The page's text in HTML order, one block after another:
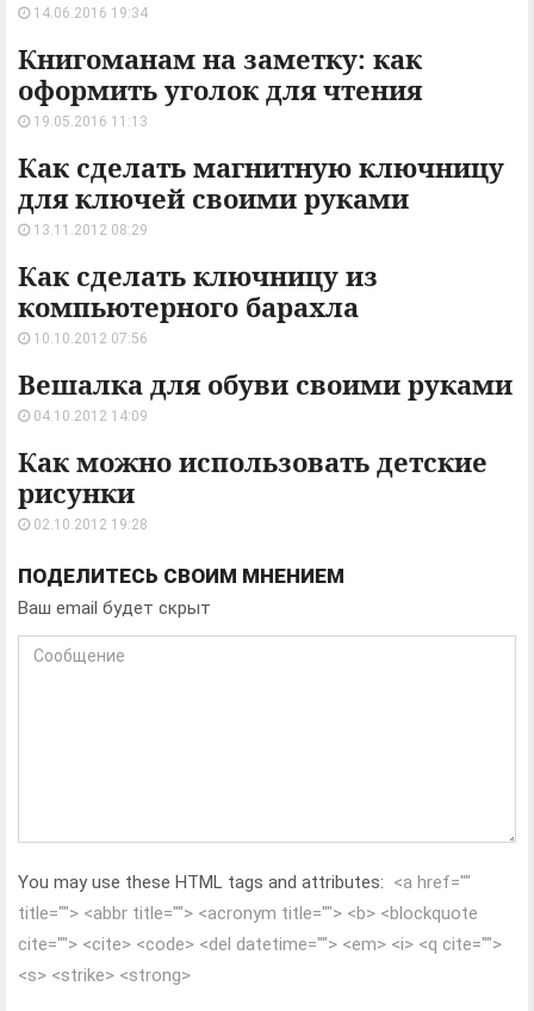
14.06.2016 19:34
Книгоманам на заметку: как
оформить уголок для чтения
19.05.2016 11:13
Как сделать магнитную ключницу
для ключей своими руками
13.11.2012 08:29
Как сделать ключницу из
компьютерного барахла
10.10.2012 07:56
Вешалка для обуви своими руками
04.10.2012 14:09
Как можно использовать детские
рисунки
02.10.2012 19:28
ПОДЕЛИТЕСЬ СВОИМ МНЕНИЕМ
Ваш email будет скрыт
You may use these HTML tags and attributes: <a href=""
title=""> <abbr title=""> <acronym title=""> <b> <blockquote
cite=""> <cite> <code> <del datetime=""> <em> <i> <q cite="">
<s> <strike> <strong>